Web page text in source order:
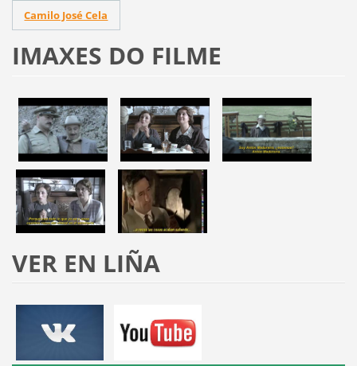
Camilo José Cela
IMAXES DO FILME
VER EN LIÑA